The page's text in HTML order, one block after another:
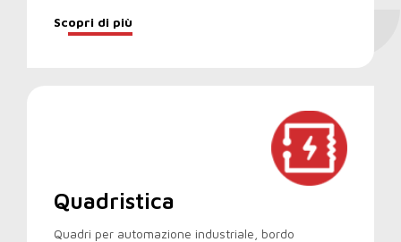
Scopri di più
Quadristica
Quadri per automazione industriale, bordo